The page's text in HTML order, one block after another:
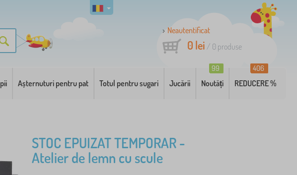
Neautentificat
0 lei / 0 produse
Așternuturi pentru pat Totul pentru sugari Jucării Noutăți
99
REDUCERE %
406
STOC EPUIZAT TEMPORAR -
Atelier de lemn cu scule